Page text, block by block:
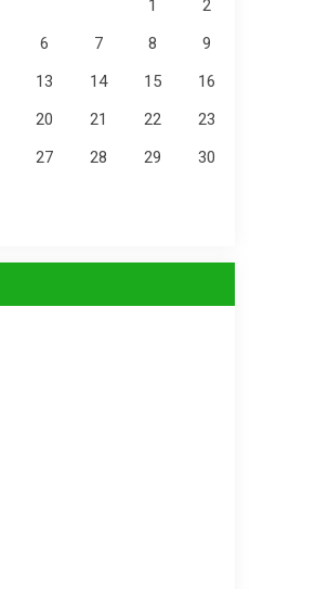
1
2
6 7 8
9
13 14 15
16
20 21 22
23
27 28 29
30